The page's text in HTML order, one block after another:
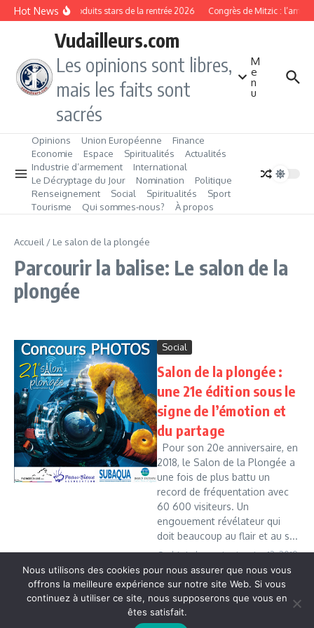
Aller au contenu
Hot NewsLes produits stars de la rentrée 2026 Congrès de Mitzic :
Vudailleurs.com
Les opinions sont libres,
mais les faits sont
sacrés
M
e
n
u
Opinions Union Européenne
Finance
Economie
Espace Spiritualités
Actualités
Industrie d’armement
International
Le Décryptage du Jour
Nomination
Politique
Renseignement
Social Spiritualités
Sport
Tourisme
Qui sommes‑nous? À propos
Accueil / Le salon de la plongée
Parcourir la balise: Le salon de la
plongée
Social
Salon de la plongée :
une 21e édition sous le
signe de l’émotion et
du partage
Pour son 20e anniversaire, en
2018, le Salon de la Plongée a
une fois de plus battu un
record de fréquentation avec
60 600 visiteurs. Un
engouement révélateur qui
doit beaucoup au flair et au s...
Cedric Leboussi janvier 12, 2019
Read More
Copyright © 2026 Vudailleurs.com | Réalisé par
Nous utilisons des cookies pour nous assurer que nous vous
offrons la meilleure expérience sur notre site Web. Si vous
continuez à utiliser ce site, nous supposerons que vous en
êtes satisfait.